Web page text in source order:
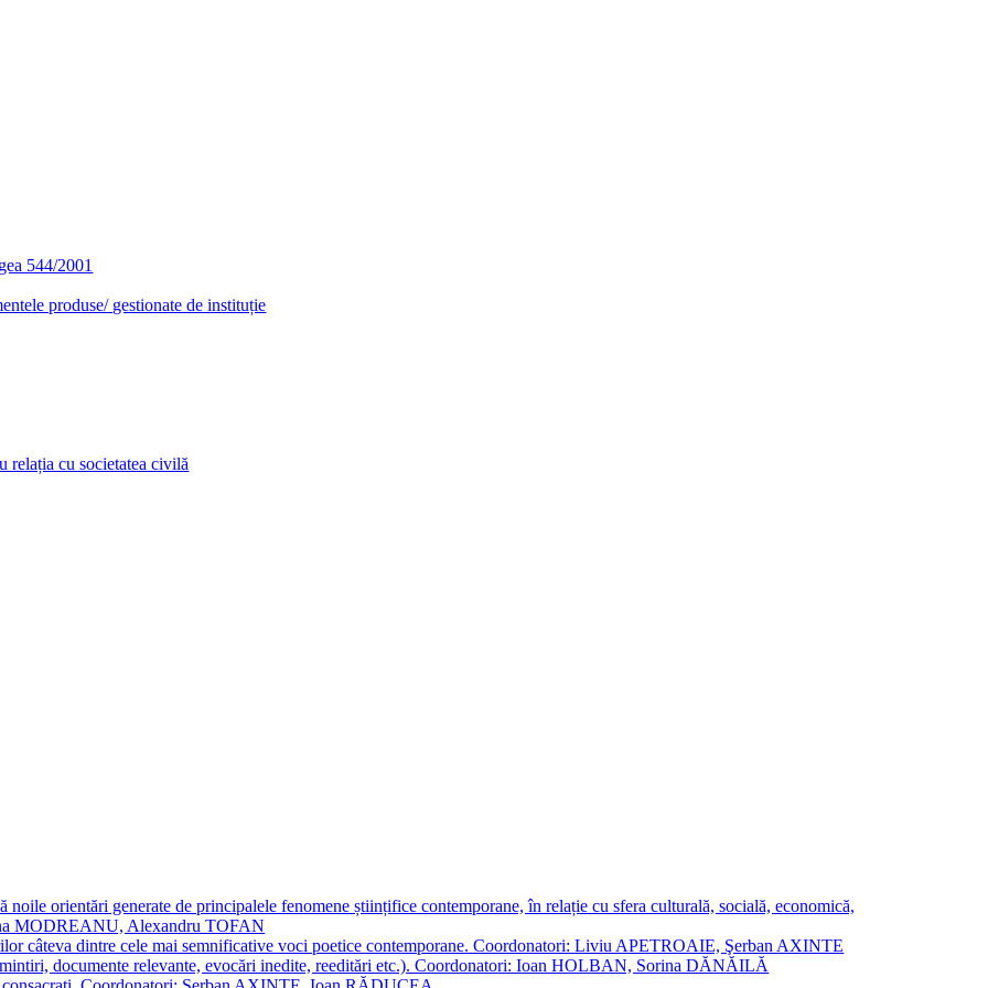
544/2001
produse/ gestionate de instituție
relația cu societatea civilă
noile orientări generate de principalele fenomene științifice contemporane, în relație cu sfera culturală, socială, economică,
MODREANU, Alexandru TOFAN
câteva dintre cele mai semnificative voci poetice contemporane. Coordonatori: Liviu APETROAIE, Şerban AXINTE
documente relevante, evocări inedite, reeditări etc.). Coordonatori: Ioan HOLBAN, Sorina DĂNĂILĂ